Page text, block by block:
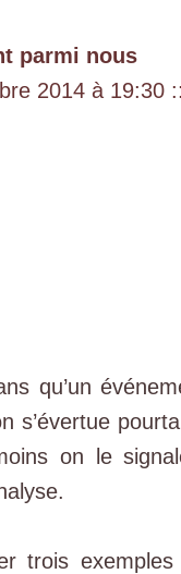
parmi nous
2014 à 19:30
qu’un
s’évertue
on le
trois